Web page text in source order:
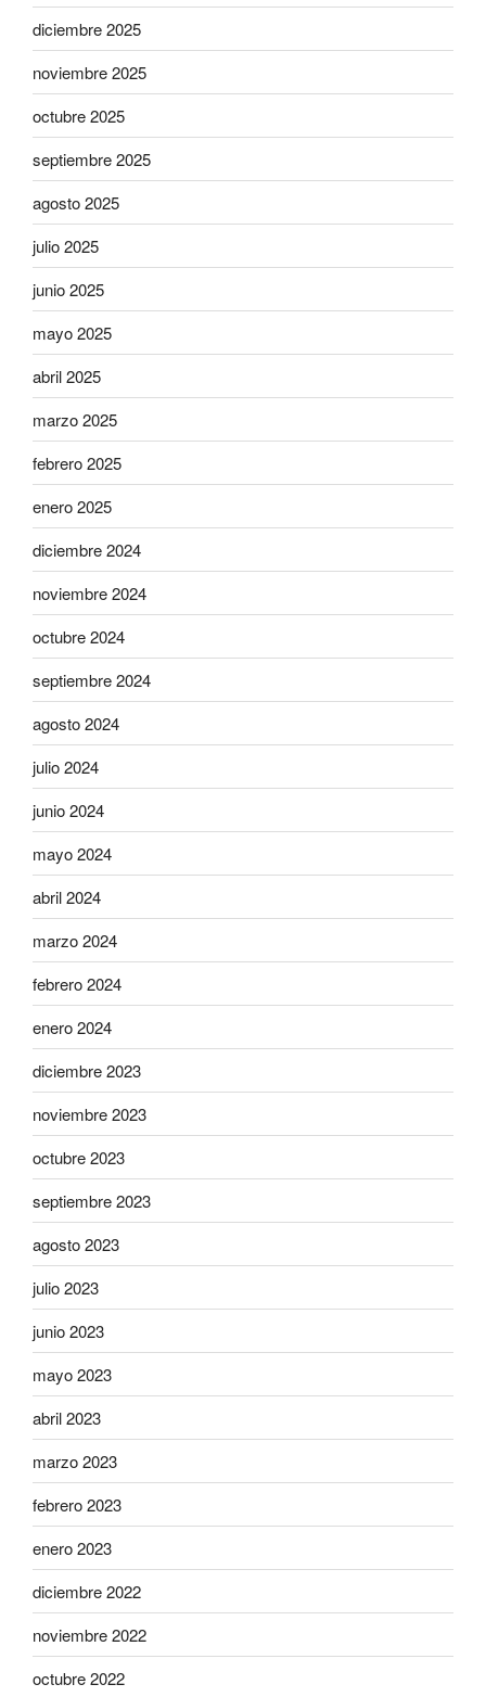
diciembre 2025
noviembre 2025
octubre 2025
septiembre 2025
agosto 2025
julio 2025
junio 2025
mayo 2025
abril 2025
marzo 2025
febrero 2025
enero 2025
diciembre 2024
noviembre 2024
octubre 2024
septiembre 2024
agosto 2024
julio 2024
junio 2024
mayo 2024
abril 2024
marzo 2024
febrero 2024
enero 2024
diciembre 2023
noviembre 2023
octubre 2023
septiembre 2023
agosto 2023
julio 2023
junio 2023
mayo 2023
abril 2023
marzo 2023
febrero 2023
enero 2023
diciembre 2022
noviembre 2022
octubre 2022